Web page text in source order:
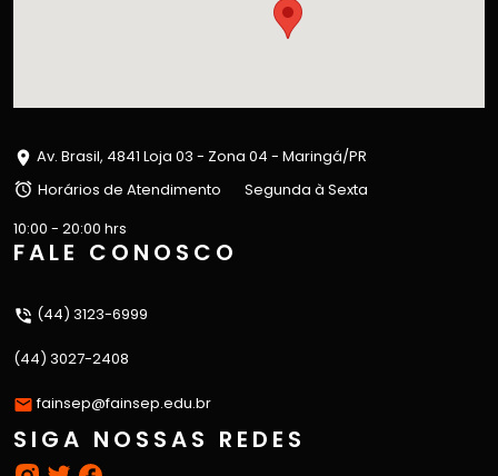
Av. Brasil, 4841 Loja 03 - Zona 04 - Maringá/PR
Horários de Atendimento
Segunda à Sexta
10:00 - 20:00 hrs
FALE CONOSCO
(44) 3123-6999
(44) 3027-2408
fainsep@fainsep.edu.br
SIGA NOSSAS REDES